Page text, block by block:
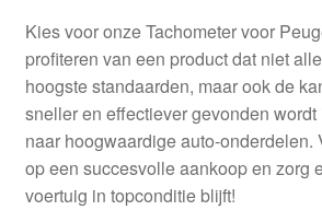
Wereldwijde verzending
Winkelwagen
Kies voor onze Tachometer voor
profiteren van een product dat niet
hoogste standaarden, maar ook de
sneller en effectiever gevonden
naar hoogwaardige auto-onderdelen.
op een succesvolle aankoop en zorg
voertuig in topconditie blijft!